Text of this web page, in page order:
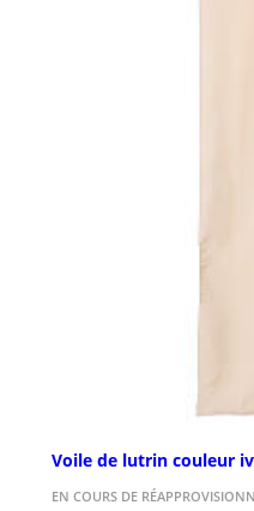
Voile de lutrin couleur
EN COURS DE